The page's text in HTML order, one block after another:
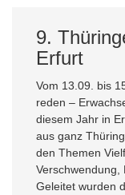
9.
Erfurt
Vom 13.09. bis
reden –
diesem Jahr in
aus ganz
den Themen
Verschwendung,
Geleitet wurden